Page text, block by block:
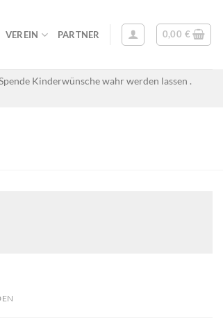
VEREIN PARTNER 0,00 €
Kinderwünsche wahr werden lassen .